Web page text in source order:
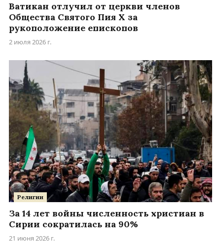
Ватикан отлучил от церкви членов
Общества Святого Пия X за
рукоположение епископов
2 июля 2026 г.
Религии
За 14 лет войны численность христиан в
Сирии сократилась на 90%
21 июня 2026 г.